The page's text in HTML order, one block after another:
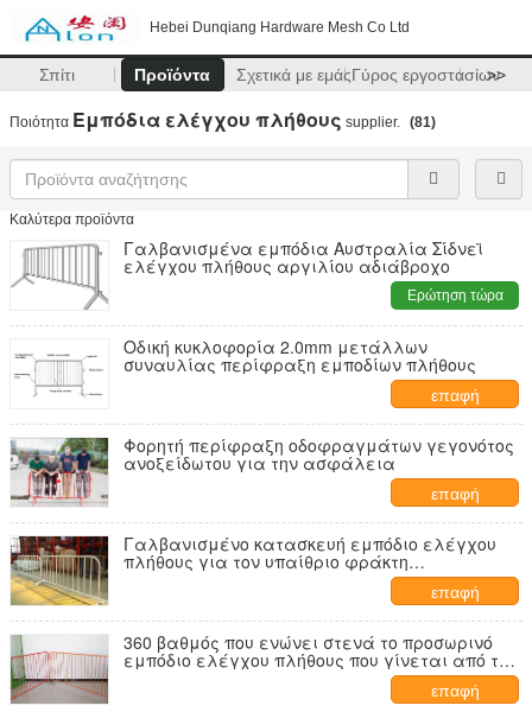
Hebei Dunqiang Hardware Mesh Co Ltd
Σπίτι Προϊόντα Σχετικά με εμάςΓύρος εργοστασίων
>>
Ποιότητα Εμπόδια ελέγχου πλήθους supplier. (81)
Καλύτερα προϊόντα
Γαλβανισμένα εμπόδια Αυστραλία Σίδνεϊ
ελέγχου πλήθους αργιλίου αδιάβροχο
Ερώτηση τώρα
Οδική κυκλοφορία 2.0mm μετάλλων
συναυλίας περίφραξη εμποδίων πλήθους
επαφή
Φορητή περίφραξη οδοφραγμάτων γεγονότος
ανοξείδωτου για την ασφάλεια
επαφή
Γαλβανισμένο κατασκευή εμπόδιο ελέγχου
πλήθους για τον υπαίθριο φράκτη
επαφή
360 βαθμός που ενώνει στενά το προσωρινό
εμπόδιο ελέγχου πλήθους που γίνεται από το
στρογγυλό σωλήνα για την ασφάλεια
επαφή